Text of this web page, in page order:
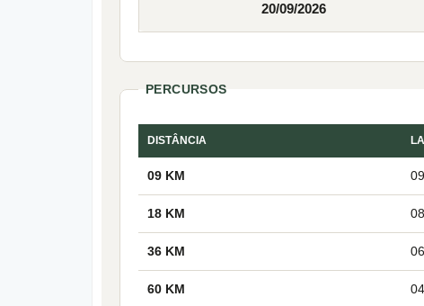
20/09/2026
PERCURSOS
DISTÂNCIA
09 KM
18 KM
36 KM
60 KM